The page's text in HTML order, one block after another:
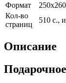
Формат
Кол-во
страниц
510 с.,
Описание